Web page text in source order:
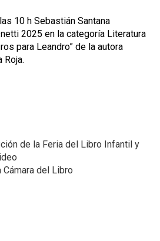
10 h Sebastián Santana
2025 en la categoría Literatura
para Leandro” de la autora
Roja.
de la Feria del Libro Infantil y
del Libro